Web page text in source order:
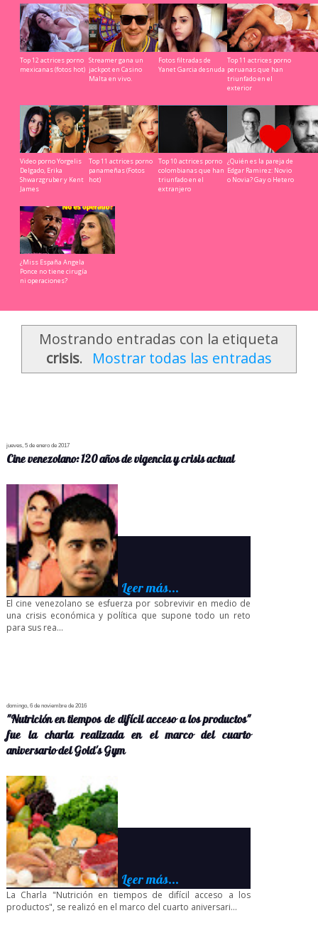
Top 12 actrices porno
mexicanas (fotos hot)
Streamer gana un
jackpot en Casino
Malta en vivo.
Fotos filtradas de
Yanet Garcia desnuda
Top 11 actrices porno
peruanas que han
triunfado en el
exterior
Video porno Yorgelis
Delgado, Erika
Shwarzgruber y Kent
James
Top 11 actrices porno
panameñas (Fotos
hot)
Top 10 actrices porno
colombianas que han
triunfado en el
extranjero
¿Quién es la pareja de
Edgar Ramirez: Novio
o Novia? Gay o Hetero
¿Miss España Angela
Ponce no tiene cirugía
ni operaciones?
Mostrando entradas con la etiqueta
crisis. Mostrar todas las entradas
jueves, 5 de enero de 2017
Cine venezolano: 120 años de vigencia y crisis actual
Leer más...
El cine venezolano se esfuerza por sobrevivir en medio de
una crisis económica y política que supone todo un reto
para sus rea...
domingo, 6 de noviembre de 2016
"Nutrición en tiempos de difícil acceso a los productos"
fue la charla realizada en el marco del cuarto
aniversario del Gold's Gym
Leer más...
La Charla "Nutrición en tiempos de difícil acceso a los
productos", se realizó en el marco del cuarto aniversari...